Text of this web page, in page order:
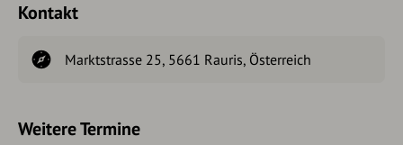
Kontakt
Marktstrasse 25, 5661 Rauris, Österreich
Weitere Termine